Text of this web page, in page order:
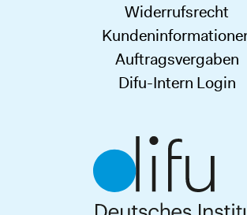
Widerrufsrecht
Auftragsvergaben
Difu-Intern Login